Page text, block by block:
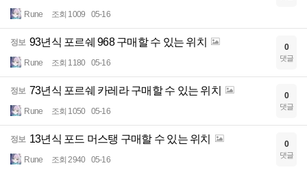
Rune 조회 1009 05-16
정보 93년식 포르쉐 968 구매할 수 있는 위치
Rune 조회 1180 05-16
0
댓글
정보 73년식 포르쉐 카레라 구매할 수 있는 위치
Rune 조회 1050 05-16
0
댓글
정보 13년식 포드 머스탱 구매할 수 있는 위치
Rune 조회 2940 05-16
0
댓글